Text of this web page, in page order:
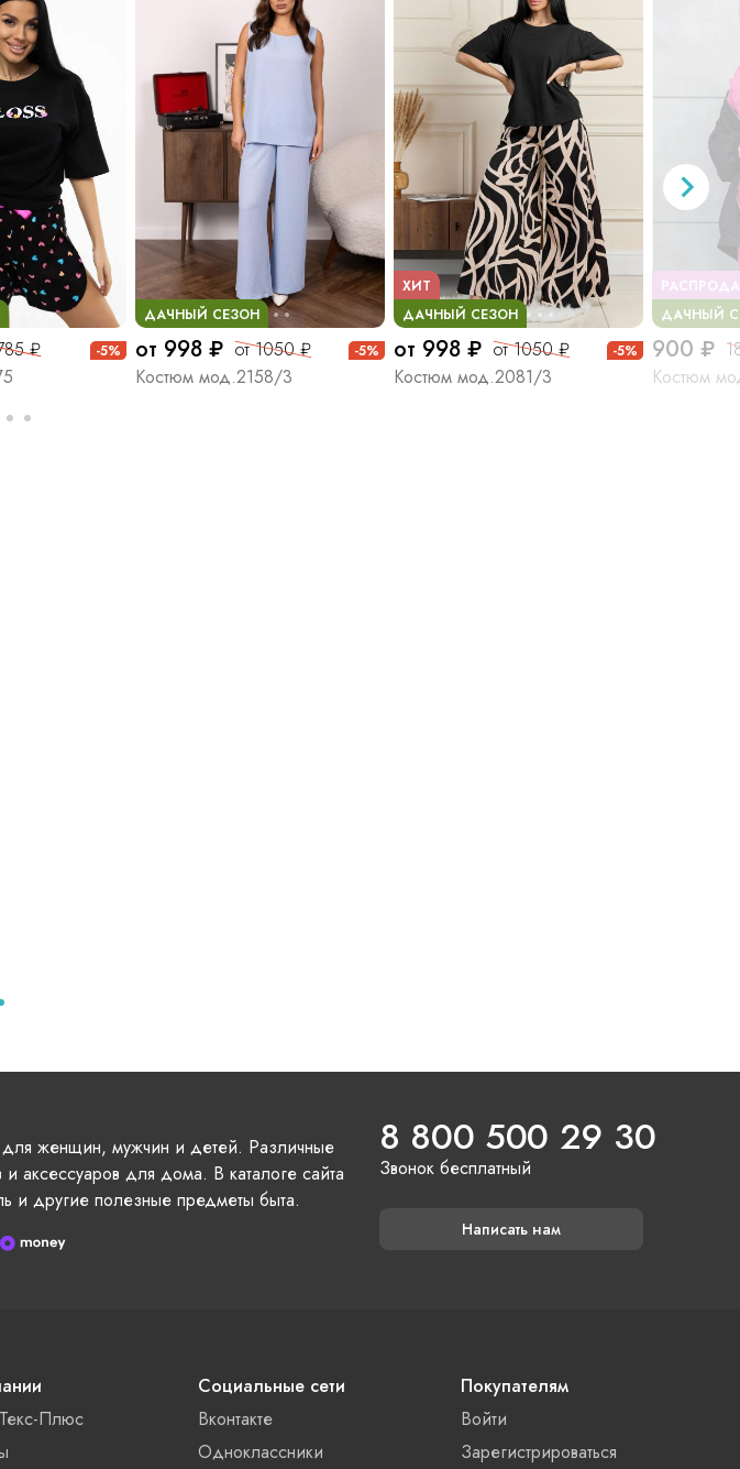
₽ -5%
ДАЧНЫЙ СЕЗОН
от 998 ₽ от 1050 ₽ -5%
Костюм мод.2158/3
ДАЧНЫЙ СЕЗОН
ХИТ
от 998 ₽ от 1050 ₽ -5%
Костюм мод.2081/3
ДАЧНЫЙ
900 ₽
Костюм
женщин, мужчин и детей. Различные
аксессуаров для дома. В каталоге сайта
и другие полезные предметы быта.
8 800 500 29 30
Звонок бесплатный
Написать нам
Плюс
Социальные сети
Вконтакте
Одноклассники
Покупателям
Войти
Зарегистрироваться